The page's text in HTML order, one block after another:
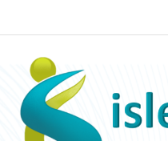
to
All-in-One IT Platform